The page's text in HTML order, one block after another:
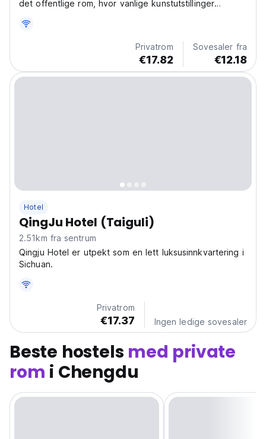
det offentlige rom, hvor vanlige kunstutstillinger
av samarbeidende kunstnere/institusjoner.
Privatrom
€17.82
Sovesaler fra
€12.18
Hotel
QingJu Hotel (Taiguli)
2.51km fra sentrum
Qingju Hotel er utpekt som en lett luksusinnkvartering i
Sichuan.
Privatrom
€17.37 Ingen ledige sovesaler
Beste hostels med private
rom i Chengdu